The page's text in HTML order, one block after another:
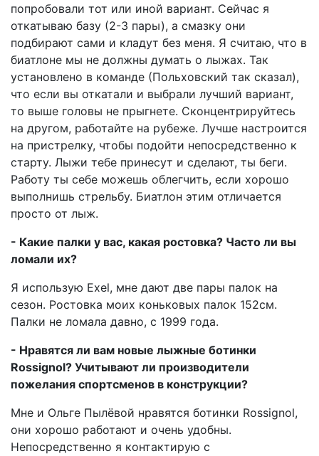
попробовали тот или иной вариант. Сейчас я
откатываю базу (2-3 пары), а смазку они
подбирают сами и кладут без меня. Я считаю, что в
биатлоне мы не должны думать о лыжах. Так
установлено в команде (Польховский так сказал),
что если вы откатали и выбрали лучший вариант,
то выше головы не прыгнете. Сконцентрируйтесь
на другом, работайте на рубеже. Лучше настроится
на пристрелку, чтобы подойти непосредственно к
старту. Лыжи тебе принесут и сделают, ты беги.
Работу ты себе можешь облегчить, если хорошо
выполнишь стрельбу. Биатлон этим отличается
просто от лыж.
- Какие палки у вас, какая ростовка? Часто ли вы
ломали их?
Я использую Exel, мне дают две пары палок на
сезон. Ростовка моих коньковых палок 152см.
Палки не ломала давно, с 1999 года.
- Нравятся ли вам новые лыжные ботинки
Rossignol? Учитывают ли производители
пожелания спортсменов в конструкции?
Мне и Ольге Пылёвой нравятся ботинки Rossignol,
они хорошо работают и очень удобны.
Непосредственно я контактирую с